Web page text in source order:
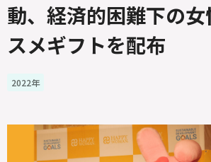
動、経済的困難下の
スメギフトを配布
2022年